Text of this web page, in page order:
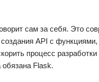
сам за себя. Это
API с функциями,
процесс
обязана Flask.